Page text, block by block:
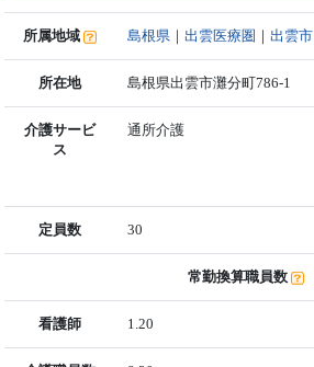
所属地域 島根県 ｜出雲医療圏 ｜出雲市
所在地 島根県出雲市灘分町786-1
介護サービ
ス
通所介護
定員数 30
常勤換算職員数
看護師 1.20